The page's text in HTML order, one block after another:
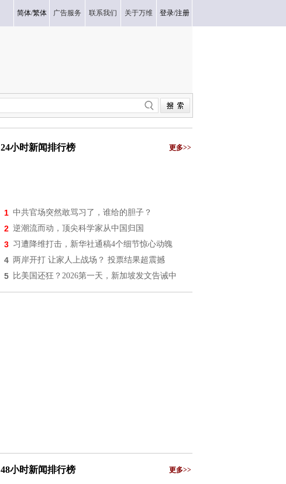
简体/繁体 广告服务 联系我们 关于万维 登录/注册
24小时新闻排行榜 更多>>
1 中共官场突然敢骂习了，谁给的胆子？
2 逆潮流而动，顶尖科学家从中国归国
3 习遭降维打击，新华社通稿4个细节惊心动魄
4 两岸开打 让家人上战场？ 投票结果超震撼
5 比美国还狂？2026第一天，新加坡发文告诫中
48小时新闻排行榜 更多>>